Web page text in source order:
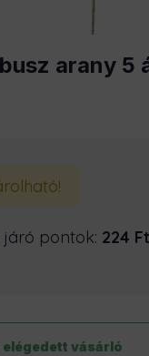
arany 5
pontok: 224 Ft
vásárló